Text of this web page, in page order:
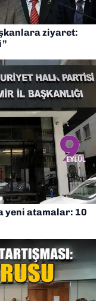
ziyaret:
yeni atamalar: 10